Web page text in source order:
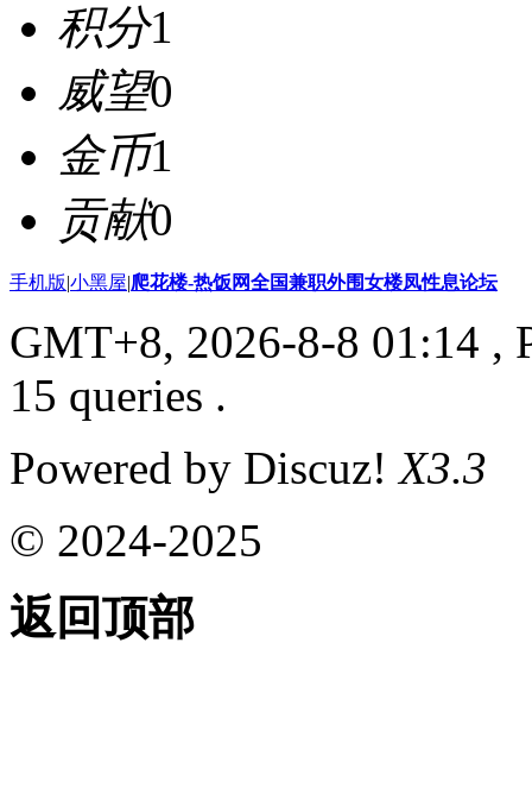
积分1
威望0
金币1
贡献0
手机版|小黑屋|爬花楼-热饭网全国兼职外围女楼凤性息论坛
GMT+8, 2026-8-8 01:14 ,
15 queries .
Powered by Discuz!X3.3
© 2024-2025
返回顶部